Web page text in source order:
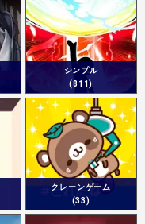
シンプル
(811)
クレーンゲーム
(33)